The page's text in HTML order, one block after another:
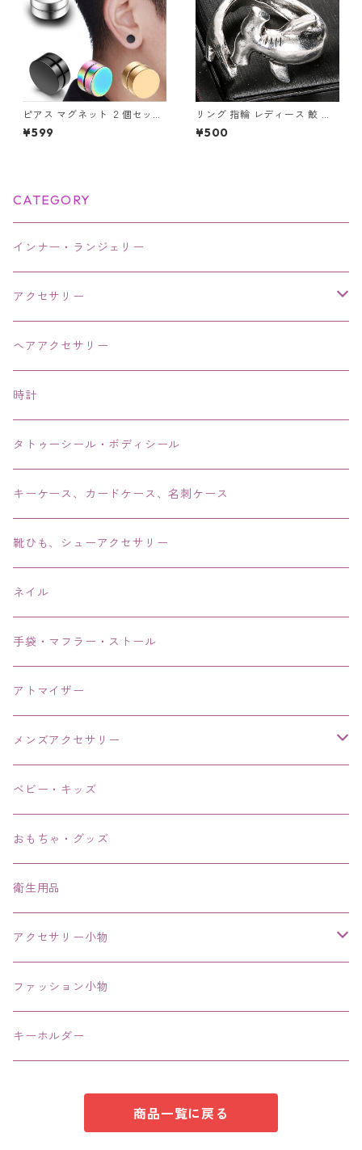
ピアス マグネット ２個セット
フェイク ノンホール アクセサ
リー マグネットピアス メンズ
¥599
リング 指輪 レディース 鮫 ハ
ンマーヘッド シャーク アンテ
ィーク風 サメ さめ ヴィンテー
¥500
CATEGORY
インナー・ランジェリー
アクセサリー
ネックレス・チョーカー
ピアス・イヤリング・鼻ピアス
リング・指輪
ブレス・バングル・ブレスレット・腕輪
アンクレット
ヘアアクセサリー
時計
タトゥーシール・ボディシール
キーケース、カードケース、名刺ケース
靴ひも、シューアクセサリー
ネイル
手袋・マフラー・ストール
アトマイザー
メンズアクセサリー
リング、指輪
ブレスレット、バングル、ブレス、腕輪
ネックレス、チョーカー
その他
ベビー・キッズ
おもちゃ・グッズ
衛生用品
アクセサリー小物
エコバッグ コンビニ
ファッション小物
キーホルダー
商品一覧に戻る